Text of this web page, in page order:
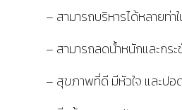
– สามารถบริหารได้หลายท่า
– สามารถลดน้ำหนักและกร
– สุขภาพที่ดี มีหัวใจ และปอ